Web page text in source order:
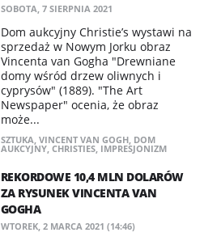
SOBOTA, 7 SIERPNIA 2021
Dom aukcyjny Christie’s wystawi na
sprzedaż w Nowym Jorku obraz
Vincenta van Gogha "Drewniane
domy wśród drzew oliwnych i
cyprysów" (1889). "The Art
Newspaper" ocenia, że obraz
może...
SZTUKA, VINCENT VAN GOGH, DOM
AUKCYJNY, CHRISTIES, IMPRESJONIZM
​REKORDOWE 10,4 MLN DOLARÓW
ZA RYSUNEK VINCENTA VAN
GOGHA
WTOREK, 2 MARCA 2021 (14:46)